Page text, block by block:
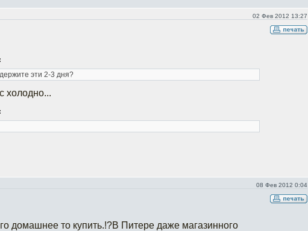
02 Фев 2012 13:27
эти 2-3 дня?
холодно...
08 Фев 2012 0:04
домашнее то купить.!?В Питере даже магазинного